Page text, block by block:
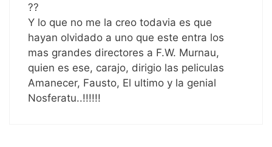
??
Y lo que no me la creo todavia es que
hayan olvidado a uno que este entra los
mas grandes directores a F.W. Murnau,
quien es ese, carajo, dirigio las peliculas
Amanecer, Fausto, El ultimo y la genial
Nosferatu..!!!!!!